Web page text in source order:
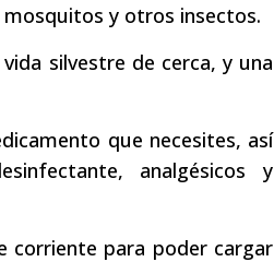
y otros insectos.
silvestre de cerca, y una
que necesites, así
analgésicos y
corriente para poder cargar